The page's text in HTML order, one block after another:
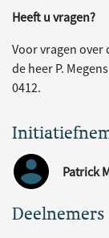
Heeft u vragen?
Voor vragen
de heer P.
0412.
Patrick
Deelnemers